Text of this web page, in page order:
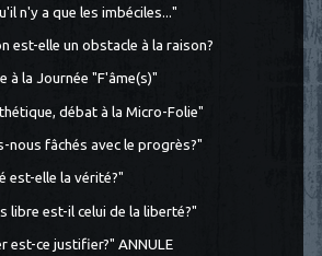
n'y a que les imbéciles..."
est-elle un obstacle à la raison?
à la Journée "F'âme(s)"
débat à la Micro-Folie"
nous fâchés avec le progrès?"
est-elle la vérité?"
libre est-il celui de la liberté?"
est-ce justifier?" ANNULE